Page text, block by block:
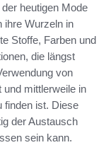
der heutigen Mode
ihre Wurzeln in
Stoffe, Farben und
die längst
von
und mittlerweile in
finden ist. Diese
der Austausch
sein kann.